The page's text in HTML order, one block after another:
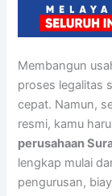
Membangun
proses legalitas
cepat. Namun,
resmi, kamu
perusahaan
lengkap mulai
pengurusan,